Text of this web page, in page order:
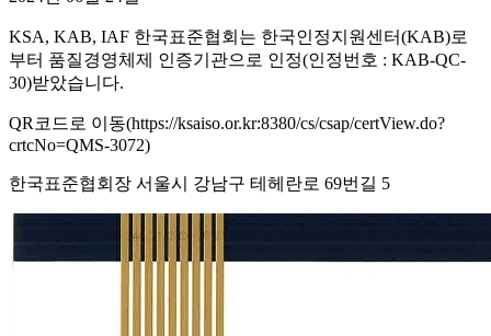
KSA, KAB, IAF 한국표준협회는 한국인정지원센터(KAB)로
부터 품질경영체제 인증기관으로 인정(인정번호 : KAB-QC-
30)받았습니다.
QR코드로 이동(https://ksaiso.or.kr:8380/cs/csap/certView.do?
crtcNo=QMS-3072)
한국표준협회장 서울시 강남구 테헤란로 69번길 5